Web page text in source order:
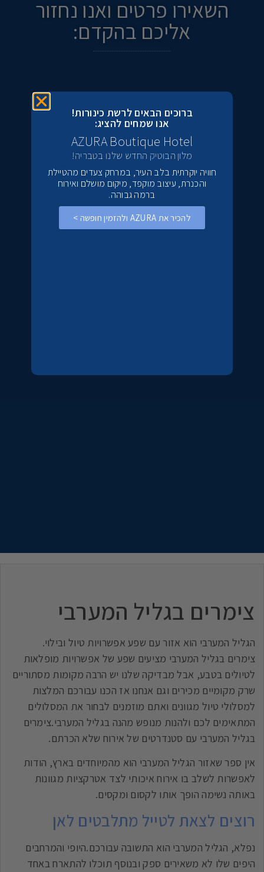
השאירו פרטים ואנו נחזור
אליכם בהקדם:
צימרים בגליל המערבי
הגליל המערבי הוא אזור עם שפע אפשרויות טיול ובילוי.
צימרים בגליל המערבי מציעים שפע של אפשרויות מופלאות
לטיולים בטבע, אבל מבדיקה שלנו יש הרבה מקומות מסתוריים
שרק מקומיים מכירים וגם אנחנו אז הכנו עבורכם המלצות
למסלולי טיול מגוונים ואתם מוזמנים לבחור את המסלולים
המתאימים לכם ולהנות מנופש מהנה בגליל המערבי.צימרים
בגליל המערבי עם סטנדרטים של אירוח שלא הכרתם.
אין ספר שאזור הגליל המערבי הוא מהמיוחדים בארץ, הודות
לאפשרות לשלב בו אירוח איכותי לצד אטרקציות מגוונות
באותה נשימה הופך אותו לקסום ומקסים.
רוצים לצאת לטייל מתלבטים לאן
נפלא, הגליל המערבי הוא התשובה עבורכם.היופי והמרחבים
היפים שלו לא משאירים ספק ובנוסף תוכלו להתארח באחד
ברוכים הבאים לרשת כינורות!
אנו שמחים להציג:
AZURA Boutique Hotel
מלון הבוטיק החדש שלנו בטבריה!
חוויה יוקרתית בלב העיר, במרחק צעדים מהטיילת
והכנרת, עיצוב מוקפד, מיקום מושלם ואירוח
ברמה גבוהה.
להכיר את AZURA ולהזמין חופשה >